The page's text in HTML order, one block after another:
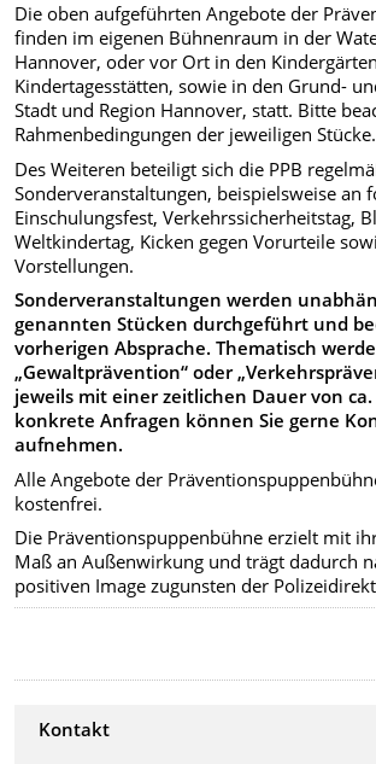
Die oben aufgeführten Angebote der
finden im eigenen Bühnenraum in der
Hannover, oder vor Ort in den
Kindertagesstätten, sowie in den Grund-
Stadt und Region Hannover, statt. Bitte
Rahmenbedingungen der jeweiligen Stücke.
Des Weiteren beteiligt sich die PPB
Sonderveranstaltungen, beispielsweise an
Einschulungsfest, Verkehrssicherheitstag,
Weltkindertag, Kicken gegen Vorurteile
Vorstellungen.
Sonderveranstaltungen werden
genannten Stücken durchgeführt und
vorherigen Absprache. Thematisch
„Gewaltprävention“ oder
jeweils mit einer zeitlichen Dauer von
konkrete Anfragen können Sie gerne
aufnehmen.
Alle Angebote der
kostenfrei.
Die Präventionspuppenbühne erzielt mit
Maß an Außenwirkung und trägt dadurch
positiven Image zugunsten der
Kontakt